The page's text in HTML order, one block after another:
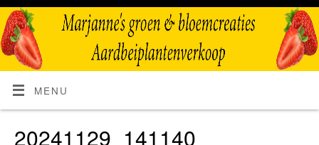
MENU
20241129_141140